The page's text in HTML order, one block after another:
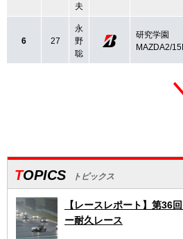
夫
6 27
永
野
聡
研究学園
MAZDA2/
TOPICS トピックス
【レースレポート】第36
ー耐久レース